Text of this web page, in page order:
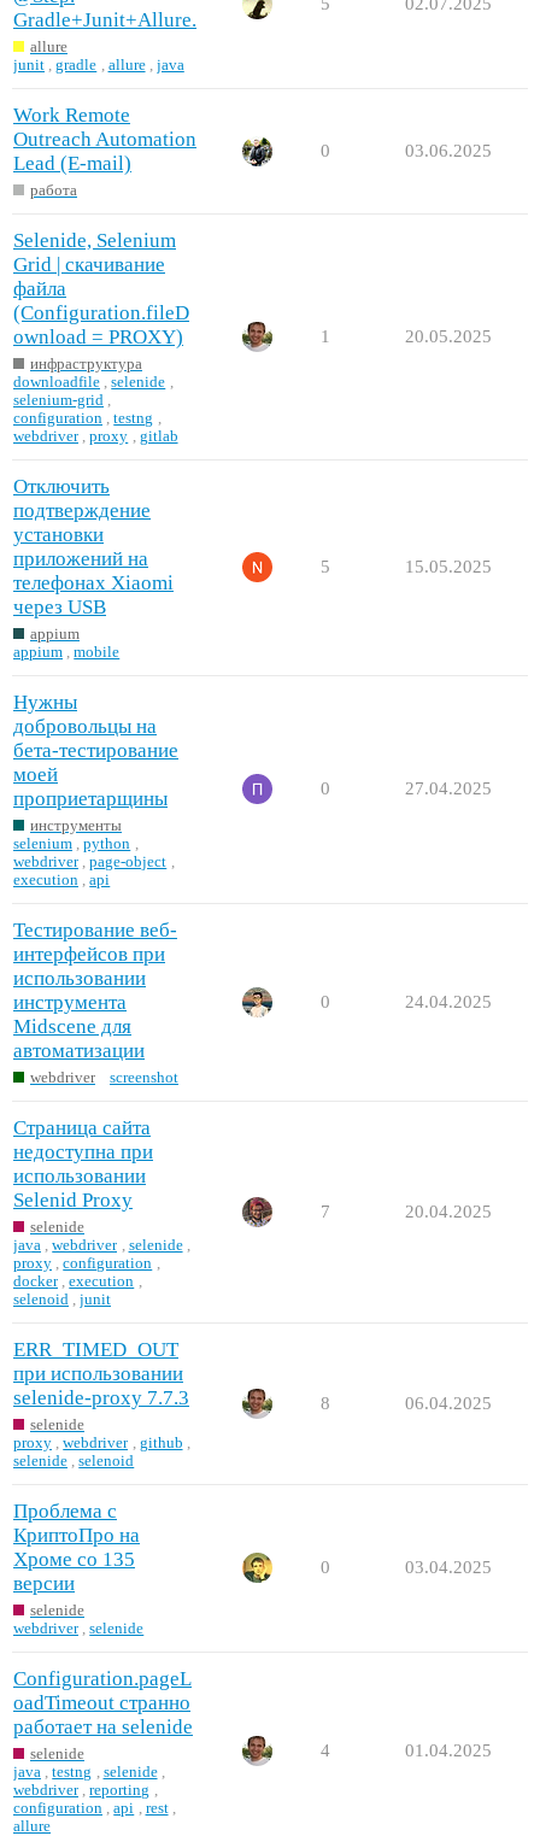
Gradle+Junit+Allure.
allure
junit ,gradle allure java
Work Remote
Outreach Automation
Lead (E-mail)
работа
0 03.06.2025
Selenide, Selenium
Grid | скачивание
файла
(Configuration.fileD
ownload = PROXY)
инфраструктура
downloadfile ,selenide
selenium-grid
configuration
,testng
webdriver ,proxy gitlab
1 20.05.2025
Отключить
подтверждение
установки
приложений на
телефонах Xiaomi
через USB
appium
appium ,mobile
5 15.05.2025
Нужны
добровольцы на
бета-тестирование
моей
проприетарщины
инструменты
selenium ,python
webdriver ,page-object
execution
,api
0 27.04.2025
Тестирование веб-
интерфейсов при
использовании
инструмента
Midscene для
автоматизации
webdriver screenshot
0 24.04.2025
Страница сайта
недоступна при
использовании
Selenid Proxy
selenide
java
,webdriver selenide
proxy ,configuration
docker ,execution
selenoid
,junit
7 20.04.2025
ERR_TIMED_OUT
при использовании
selenide-proxy 7.7.3
selenide
proxy ,webdriver github
selenide ,selenoid
8 06.04.2025
Проблема с
КриптоПро на
Хроме со 135
версии
selenide
webdriver ,selenide
0 03.04.2025
Configuration.pageL
oadTimeout странно
работает на selenide
selenide
java
,testng selenide
webdriver ,reporting
configuration
,api rest
allure
4 01.04.2025